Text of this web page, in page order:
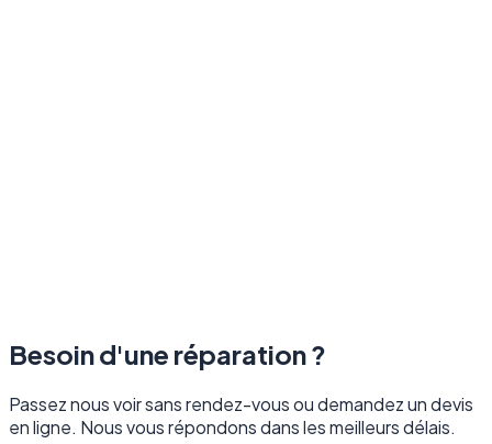
Besoin d'une réparation ?
Passez nous voir sans rendez-vous ou demandez un devis
en ligne. Nous vous répondons dans les meilleurs délais.